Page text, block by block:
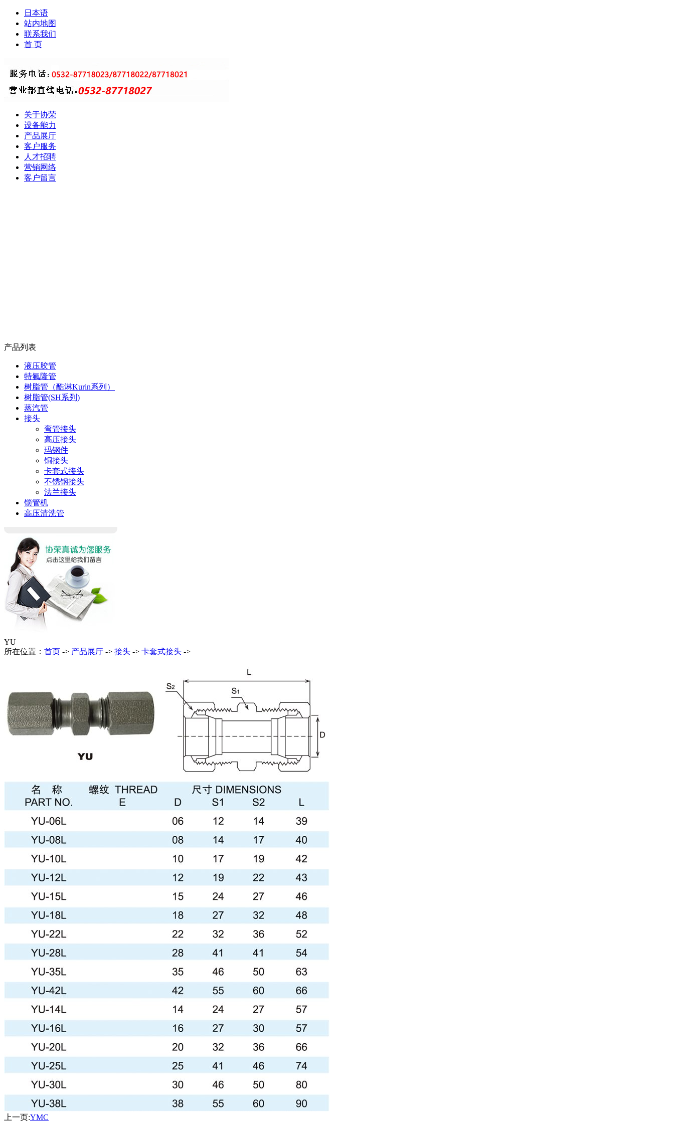
日本语
站内地图
联系我们
首 页
关于协荣
设备能力
产品展厅
客户服务
人才招聘
营销网络
客户留言
产品列表
液压胶管
特氟隆管
树脂管（酷淋Kurin系列）
树脂管(SH系列)
蒸汽管
接头
弯管接头
高压接头
玛钢件
铜接头
卡套式接头
不锈钢接头
法兰接头
锁管机
高压清洗管
YU
所在位置： 首页 -> 产品展厅 -> 接头 -> 卡套式接头 ->
上一页:YMC